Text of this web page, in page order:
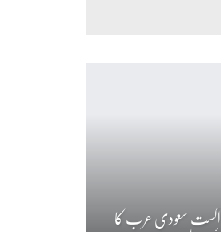
وزیراعظم شہباز شریف کا 6 سے 8 اگست سعودی عرب کا